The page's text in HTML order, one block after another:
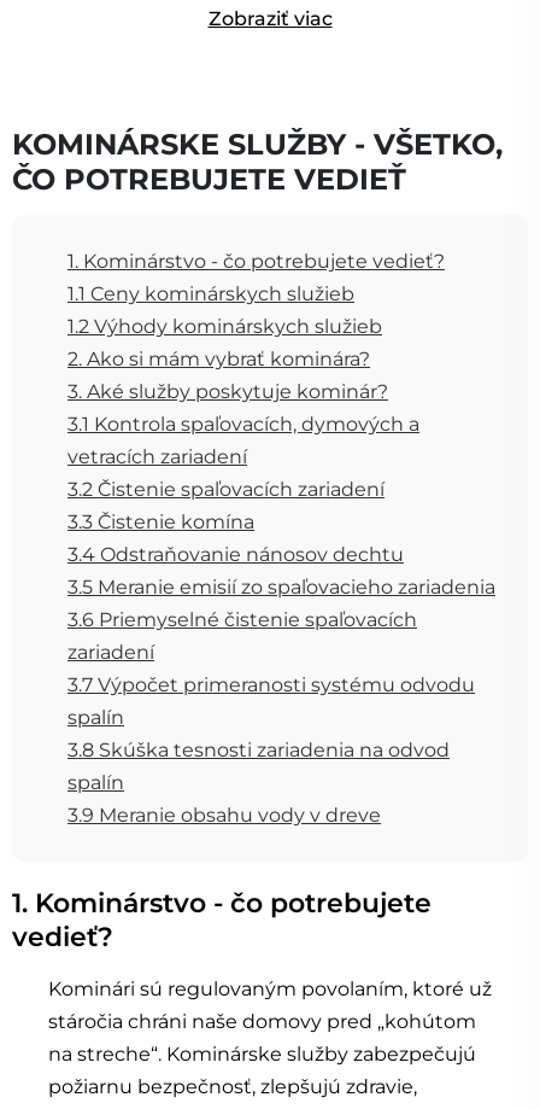
Zobraziť viac
KOMINÁRSKE SLUŽBY - VŠETKO,
ČO POTREBUJETE VEDIEŤ
1. Kominárstvo - čo potrebujete vedieť?
1.1 Ceny kominárskych služieb
1.2 Výhody kominárskych služieb
2. Ako si mám vybrať kominára?
3. Aké služby poskytuje kominár?
3.1 Kontrola spaľovacích, dymových a
vetracích zariadení
3.2 Čistenie spaľovacích zariadení
3.3 Čistenie komína
3.4 Odstraňovanie nánosov dechtu
3.5 Meranie emisií zo spaľovacieho zariadenia
3.6 Priemyselné čistenie spaľovacích
zariadení
3.7 Výpočet primeranosti systému odvodu
spalín
3.8 Skúška tesnosti zariadenia na odvod
spalín
3.9 Meranie obsahu vody v dreve
1. Kominárstvo - čo potrebujete
vedieť?
Kominári sú regulovaným povolaním, ktoré už
stáročia chráni naše domovy pred „kohútom
na streche“. Kominárske služby zabezpečujú
požiarnu bezpečnosť, zlepšujú zdravie,